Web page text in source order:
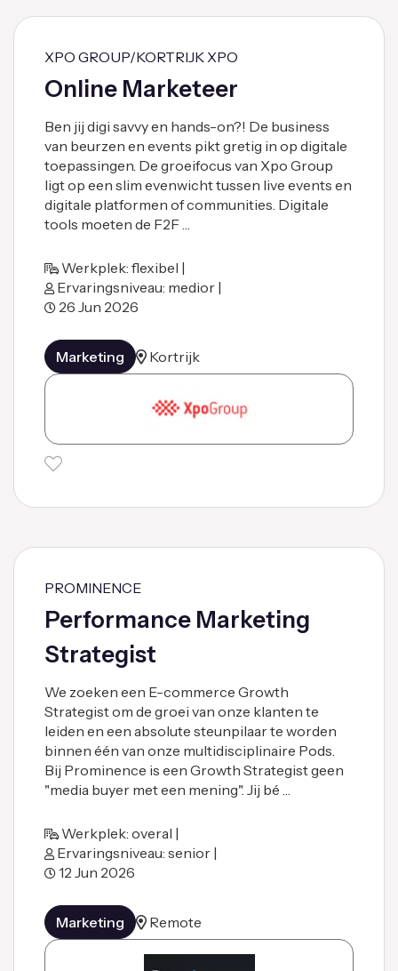
XPO GROUP/KORTRIJK XPO
Online Marketeer
Ben jij digi savvy en hands-on?! De business
van beurzen en events pikt gretig in op digitale
toepassingen. De groeifocus van Xpo Group
ligt op een slim evenwicht tussen live events en
digitale platformen of communities. Digitale
tools moeten de F2F …
Werkplek: flexibel |
Ervaringsniveau: medior |
26 Jun 2026
Marketing Kortrijk
PROMINENCE
Performance Marketing
Strategist
We zoeken een E-commerce Growth
Strategist om de groei van onze klanten te
leiden en een absolute steunpilaar te worden
binnen één van onze multidisciplinaire Pods.
Bij Prominence is een Growth Strategist geen
"media buyer met een mening". Jij bé …
Werkplek: overal |
Ervaringsniveau: senior |
12 Jun 2026
Marketing Remote